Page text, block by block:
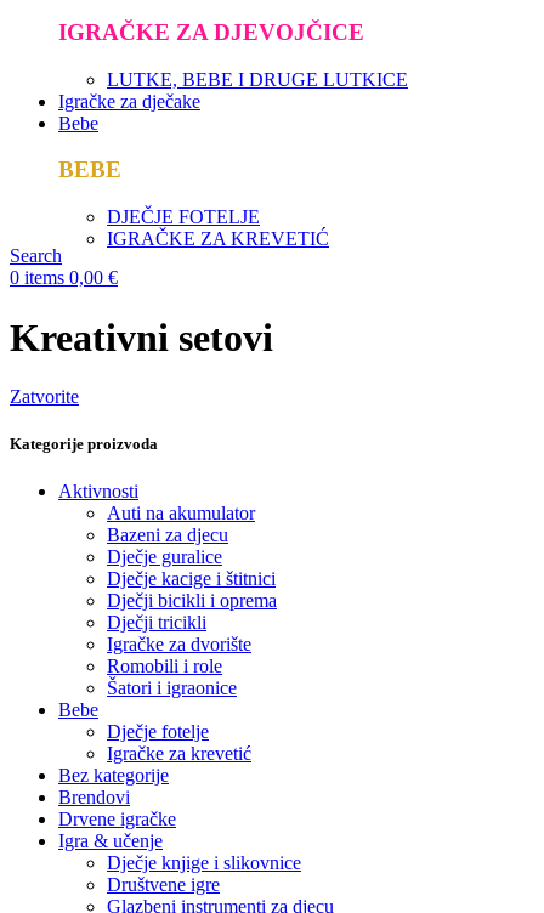
IGRAČKE ZA DJEVOJČICE
LUTKE, BEBE I DRUGE LUTKICE
Igračke za dječake
Bebe
BEBE
DJEČJE FOTELJE
IGRAČKE ZA KREVETIĆ
Search
0 items 0,00 €
Kreativni setovi
Zatvorite
Kategorije proizvoda
Aktivnosti
Auti na akumulator
Bazeni za djecu
Dječje guralice
Dječje kacige i štitnici
Dječji bicikli i oprema
Dječji tricikli
Igračke za dvorište
Romobili i role
Šatori i igraonice
Bebe
Dječje fotelje
Igračke za krevetić
Bez kategorije
Brendovi
Drvene igračke
Igra & učenje
Dječje knjige i slikovnice
Društvene igre
Glazbeni instrumenti za djecu